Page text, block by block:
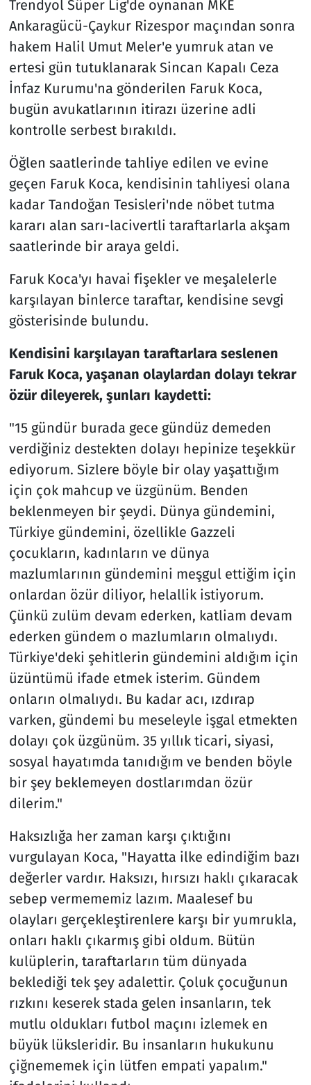
Trendyol Süper Lig'de oynanan MKE
Ankaragücü-Çaykur Rizespor maçından sonra
hakem Halil Umut Meler'e yumruk atan ve
ertesi gün tutuklanarak Sincan Kapalı Ceza
İnfaz Kurumu'na gönderilen Faruk Koca,
bugün avukatlarının itirazı üzerine adli
kontrolle serbest bırakıldı.
Öğlen saatlerinde tahliye edilen ve evine
geçen Faruk Koca, kendisinin tahliyesi olana
kadar Tandoğan Tesisleri'nde nöbet tutma
kararı alan sarı-lacivertli taraftarlarla akşam
saatlerinde bir araya geldi.
Faruk Koca'yı havai fişekler ve meşalelerle
karşılayan binlerce taraftar, kendisine sevgi
gösterisinde bulundu.
Kendisini karşılayan taraftarlara seslenen
Faruk Koca, yaşanan olaylardan dolayı tekrar
özür dileyerek, şunları kaydetti:
"15 gündür burada gece gündüz demeden
verdiğiniz destekten dolayı hepinize teşekkür
ediyorum. Sizlere böyle bir olay yaşattığım
için çok mahcup ve üzgünüm. Benden
beklenmeyen bir şeydi. Dünya gündemini,
Türkiye gündemini, özellikle Gazzeli
çocukların, kadınların ve dünya
mazlumlarının gündemini meşgul ettiğim için
onlardan özür diliyor, helallik istiyorum.
Çünkü zulüm devam ederken, katliam devam
ederken gündem o mazlumların olmalıydı.
Türkiye'deki şehitlerin gündemini aldığım için
üzüntümü ifade etmek isterim. Gündem
onların olmalıydı. Bu kadar acı, ızdırap
varken, gündemi bu meseleyle işgal etmekten
dolayı çok üzgünüm. 35 yıllık ticari, siyasi,
sosyal hayatımda tanıdığım ve benden böyle
bir şey beklemeyen dostlarımdan özür
dilerim."
Haksızlığa her zaman karşı çıktığını
vurgulayan Koca, "Hayatta ilke edindiğim bazı
değerler vardır. Haksızı, hırsızı haklı çıkaracak
sebep vermememiz lazım. Maalesef bu
olayları gerçekleştirenlere karşı bir yumrukla,
onları haklı çıkarmış gibi oldum. Bütün
kulüplerin, taraftarların tüm dünyada
beklediği tek şey adalettir. Çoluk çocuğunun
rızkını keserek stada gelen insanların, tek
mutlu oldukları futbol maçını izlemek en
büyük lüksleridir. Bu insanların hukukunu
çiğnememek için lütfen empati yapalım."
Seçim 2023
Spor
Teknoloji ve Bilim
Televizyon